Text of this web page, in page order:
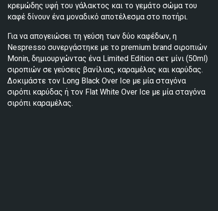
κρεμώδης υφή του γάλακτος και το γεμάτο σώμα του
καφέ δίνουν ένα μοναδικό αποτέλεσμα στο ποτήρι.
Για να απογειώσει τη γεύση των δύο καφέδων, η
Nespresso συνεργάστηκε με το premium brand σιροπιών
Monin, δημιουργώντας ένα Limited Edition σετ μίνι (50ml)
σιροπιών σε γεύσεις βανίλιας, καραμέλας και καρύδας.
Δοκιμάστε τον Long Black Over Ice με μία σταγόνα
σιρόπι καρύδας ή τον Flat White Over Ice με μία σταγόνα
σιρόπι καραμέλας.